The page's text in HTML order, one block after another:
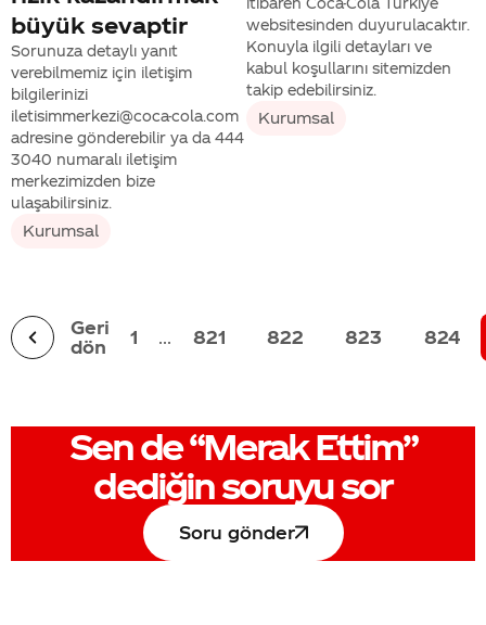
büyük sevaptir
Sorunuza detaylı yanıt
verebilmemiz için iletişim
bilgilerinizi
iletisimmerkezi@coca-cola.com
adresine gönderebilir ya da 444
3040 numaralı iletişim
merkezimizden bize
ulaşabilirsiniz.
Kurumsal
websitesinden duyurulacaktır.
Konuyla ilgili detayları ve
kabul koşullarını sitemizden
takip edebilirsiniz.
Kurumsal
Geri
dön
1 ... 821 822 823 824
Sen de“Merak Ettim”
dediğin soruyu sor
Soru gönder